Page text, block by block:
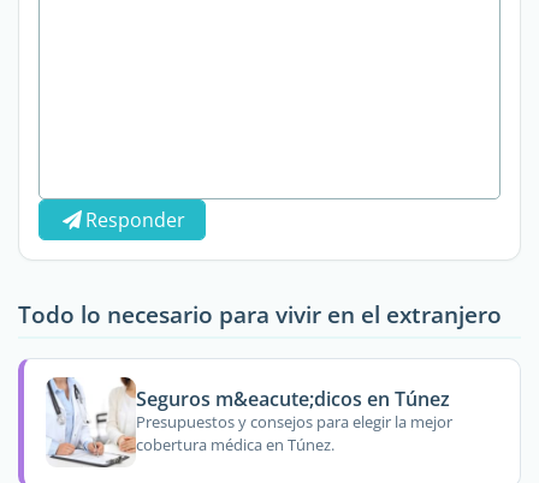
Responder
Todo lo necesario para vivir en el extranjero
Seguros m&eacute;dicos en Túnez
Presupuestos y consejos para elegir la mejor
cobertura médica en Túnez.